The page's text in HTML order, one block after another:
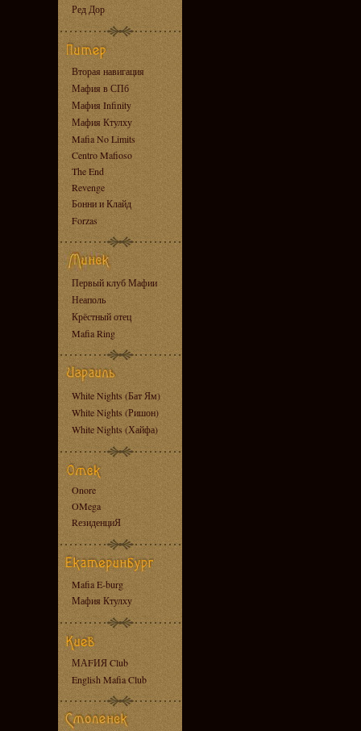
Ред Дор
Вторая навигация
Мафия в СПб
Мафия Infinity
Мафия Ктулху
Mafia No Limits
Centro Mafioso
The End
Revenge
Бонни и Клайд
Forzas
Первый клуб Мафии
Неаполь
Крёстный отец
Mafia Ring
White Nights (Бат Ям)
White Nights (Ришон)
White Nights (Хайфа)
Onore
OMega
RезиденциЯ
Mafia E-burg
Мафия Ктулху
МАFИЯ Club
English Mafia Club